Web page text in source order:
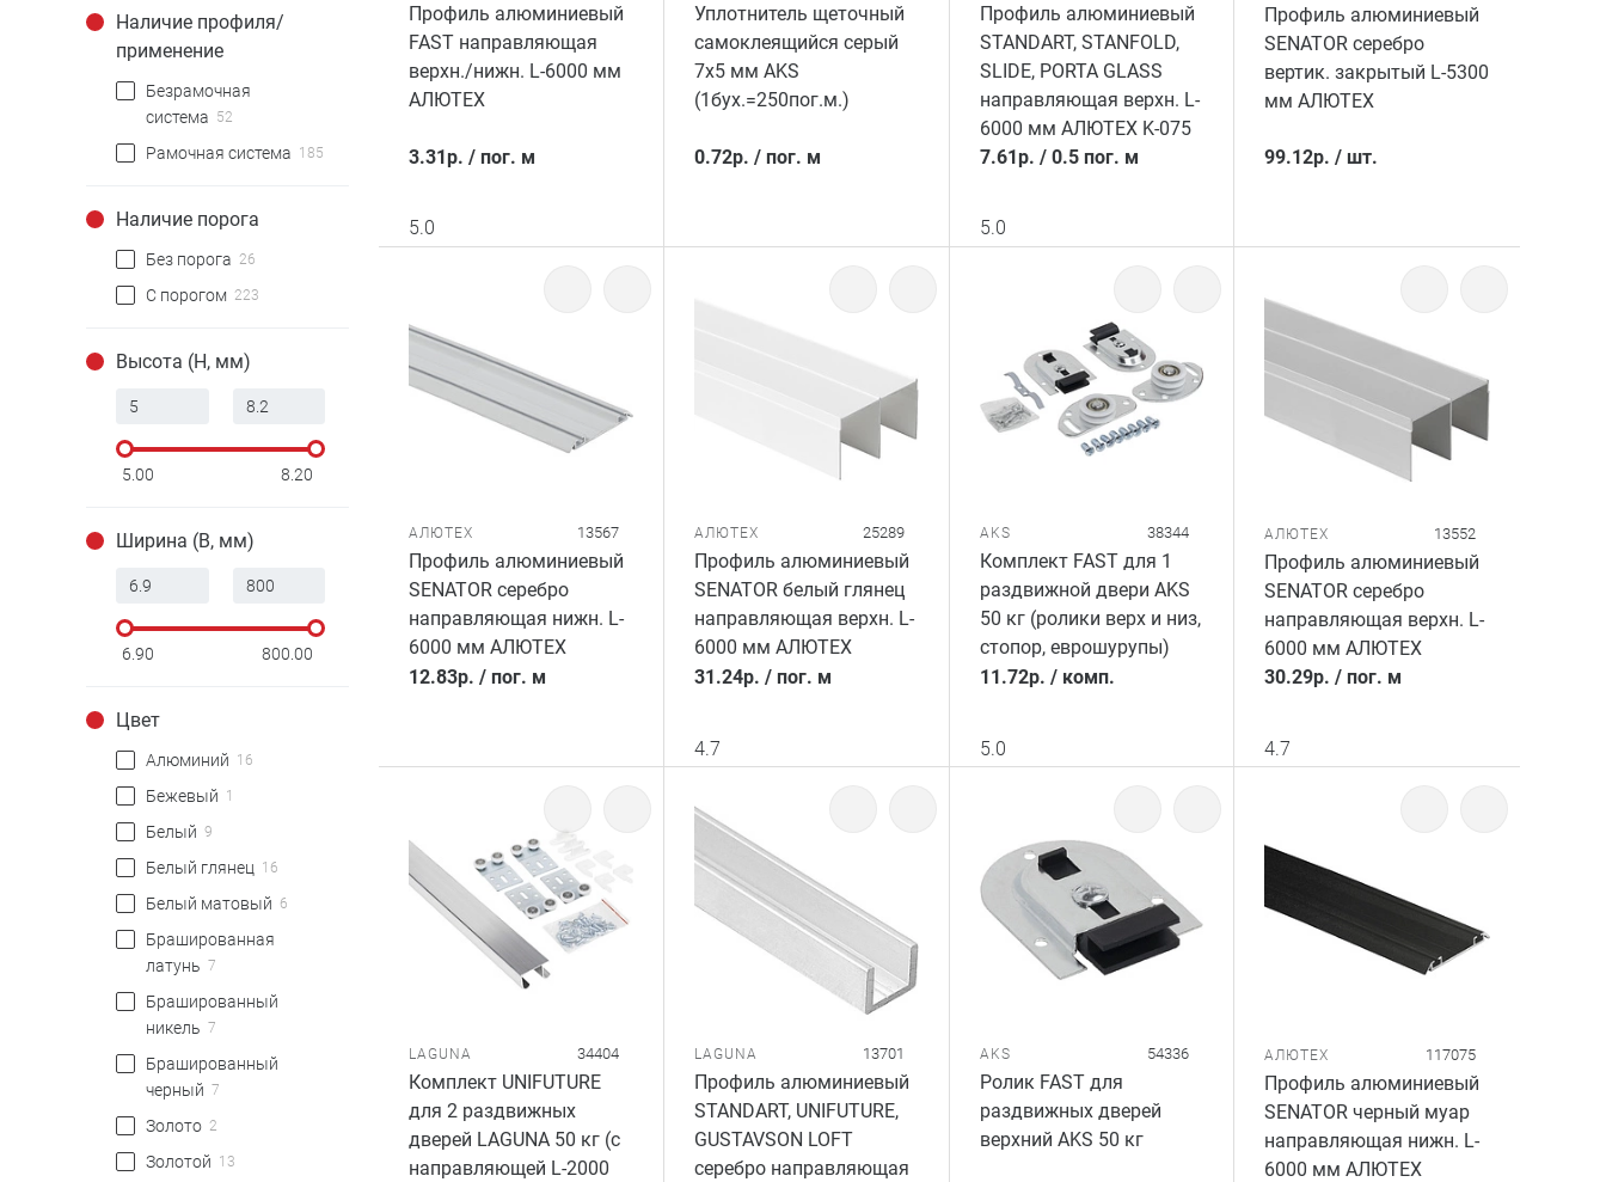
Наличие профиля/
применение
Безрамочная
система 52
Рамочная система 185
Наличие порога
Без порога 26
С порогом 223
Высота (H, мм)
5.00 8.20
Ширина (B, мм)
6.90 800.00
Цвет
Алюминий 16
Бежевый 1
Белый 9
Белый глянец 16
Белый матовый 6
Брашированная
латунь 7
Брашированный
никель 7
Брашированный
черный 7
Золото 2
Золотой 13
Профиль алюминиевый
FAST направляющая
верхн./нижн. L-6000 мм
АЛЮТЕХ
3.31р. / пог. м
5.0
Уплотнитель щеточный
самоклеящийся серый
7x5 мм AKS
(1бух.=250пог.м.)
0.72р. / пог. м
Профиль алюминиевый
STANDART, STANFOLD,
SLIDE, PORTA GLASS
направляющая верхн. L-
6000 мм АЛЮТЕХ K-075
7.61р. / 0.5 пог. м
5.0
Профиль алюминиевый
SENATOR серебро
вертик. закрытый L-5300
мм АЛЮТЕХ
99.12р. /шт.
АЛЮТЕХ 13567
Профиль алюминиевый
SENATOR серебро
направляющая нижн. L-
6000 мм АЛЮТЕХ
12.83р. / пог. м
АЛЮТЕХ 25289
Профиль алюминиевый
SENATOR белый глянец
направляющая верхн. L-
6000 мм АЛЮТЕХ
31.24р. / пог. м
4.7
AKS 38344
Комплект FAST для 1
раздвижной двери AKS
50 кг (ролики верх и низ,
стопор, еврошурупы)
11.72р. / комп.
5.0
АЛЮТЕХ 13552
Профиль алюминиевый
SENATOR серебро
направляющая верхн. L-
6000 мм АЛЮТЕХ
30.29р. /пог. м
4.7
LAGUNA 34404
Комплект UNIFUTURE
для 2 раздвижных
дверей LAGUNA 50 кг (с
направляющей L-2000
LAGUNA 13701
Профиль алюминиевый
STANDART, UNIFUTURE,
GUSTAVSON LOFT
серебро направляющая
AKS 54336
Ролик FAST для
раздвижных дверей
верхний AKS 50 кг
АЛЮТЕХ 117075
Профиль алюминиевый
SENATOR черный муар
направляющая нижн. L-
6000 мм АЛЮТЕХ